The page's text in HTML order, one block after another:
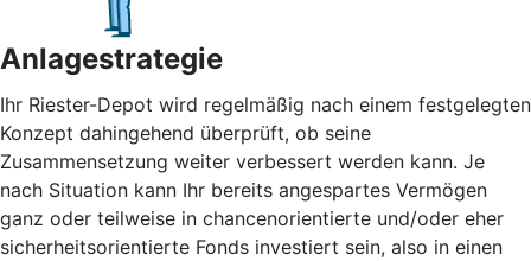
Anlagestrategie
Ihr Riester-Depot wird regelmäßig nach einem festgelegten
Konzept dahingehend überprüft, ob seine
Zusammensetzung weiter verbessert werden kann. Je
nach Situation kann Ihr bereits angespartes Vermögen
ganz oder teilweise in chancenorientierte und/oder eher
sicherheitsorientierte Fonds investiert sein, also in einen